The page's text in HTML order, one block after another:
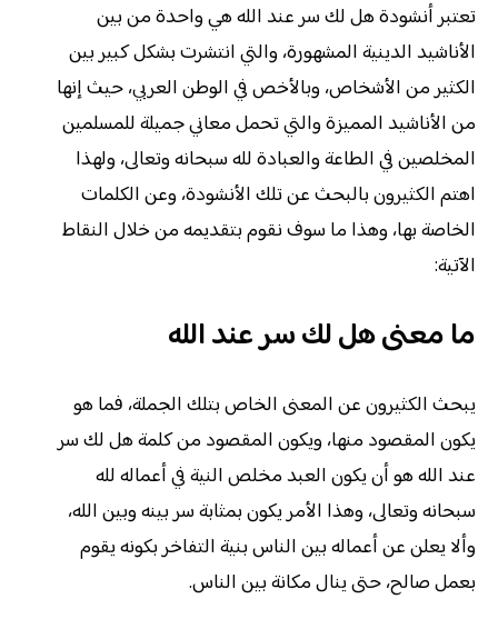
تعتبر أنشودة هل لك سر عند الله هي واحدة من بين
الأناشيد الدينية المشهورة، والتي انتشرت بشكل كبير بين
الكثير من الأشخاص، وبالأخص في الوطن العربي، حيث إنها
من الأناشيد المميزة والتي تحمل معاني جميلة للمسلمين
المخلصين في الطاعة والعبادة لله سبحانه وتعالى، ولهذا
اهتم الكثيرون بالبحث عن تلك الأنشودة، وعن الكلمات
الخاصة بها، وهذا ما سوف نقوم بتقديمه من خلال النقاط
الآتية:
ما معنى هل لك سر عند الله
يبحث الكثيرون عن المعنى الخاص بتلك الجملة، فما هو
يكون المقصود منها، ويكون المقصود من كلمة هل لك سر
عند الله هو أن يكون العبد مخلص النية في أعماله لله
سبحانه وتعالى، وهذا الأمر يكون بمثابة سر بينه وبين الله،
وألا يعلن عن أعماله بين الناس بنية التفاخر بكونه يقوم
بعمل صالح، حتى ينال مكانة بين الناس.